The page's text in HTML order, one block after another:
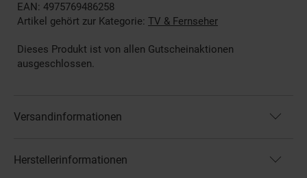
EAN: 4975769486258
Artikel gehört zur Kategorie: TV & Fernseher
Dieses Produkt ist von allen Gutscheinaktionen
ausgeschlossen.
Versandinformationen
Herstellerinformationen